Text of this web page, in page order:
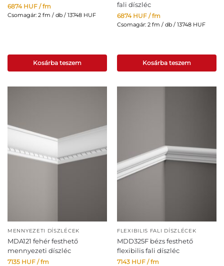
6874 HUF / fm
Csomagár: 2 fm / db / 13748 HUF
Kosárba teszem
fali díszléc
6874 HUF / fm
Csomagár: 2 fm / db / 13748 HUF
Kosárba teszem
MENNYEZETI DÍSZLÉCEK
MDA121 fehér festhető
mennyezeti díszléc
7135 HUF / fm
FLEXIBILIS FALI DÍSZLÉCEK
MDD325F bézs festhető
flexibilis fali díszléc
7143 HUF / fm